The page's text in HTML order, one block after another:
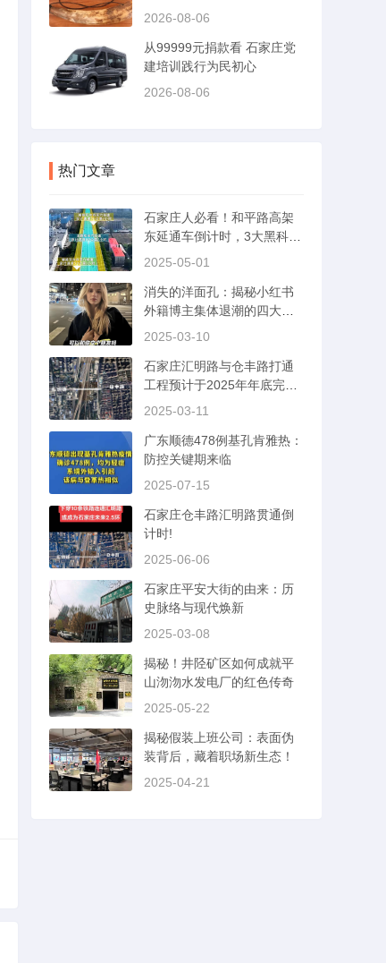
2026-08-06
从99999元捐款看 石家庄党
建培训践行为民初心
2026-08-06
热门文章
石家庄人必看！和平路高架
东延通车倒计时，3大黑科技
首曝光
2025-05-01
消失的洋面孔：揭秘小红书
外籍博主集体退潮的四大真
相
2025-03-10
石家庄汇明路与仓丰路打通
工程预计于2025年年底完工
通车。
2025-03-11
广东顺德478例基孔肯雅热：
防控关键期来临
2025-07-15
石家庄仓丰路汇明路贯通倒
计时!
2025-06-06
石家庄平安大街的由来：历
史脉络与现代焕新
2025-03-08
揭秘！井陉矿区如何成就平
山沕沕水发电厂的红色传奇
2025-05-22
揭秘假装上班公司：表面伪
装背后，藏着职场新生态！
2025-04-21